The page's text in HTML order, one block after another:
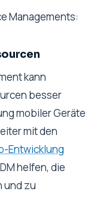
Managements:
kann
besser
mobiler Geräte
mit den
Entwicklung
helfen, die
und zu